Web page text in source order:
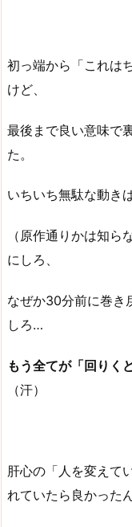
初っ端から「これは
けど、
最後まで良い意味で
た。
いちいち無駄な動き
（原作通りかは知
にしろ、
なぜか30分前に巻き
しろ…
もう全てが「回りく
（汗）
肝心の「人を変えて
れていたら良かった